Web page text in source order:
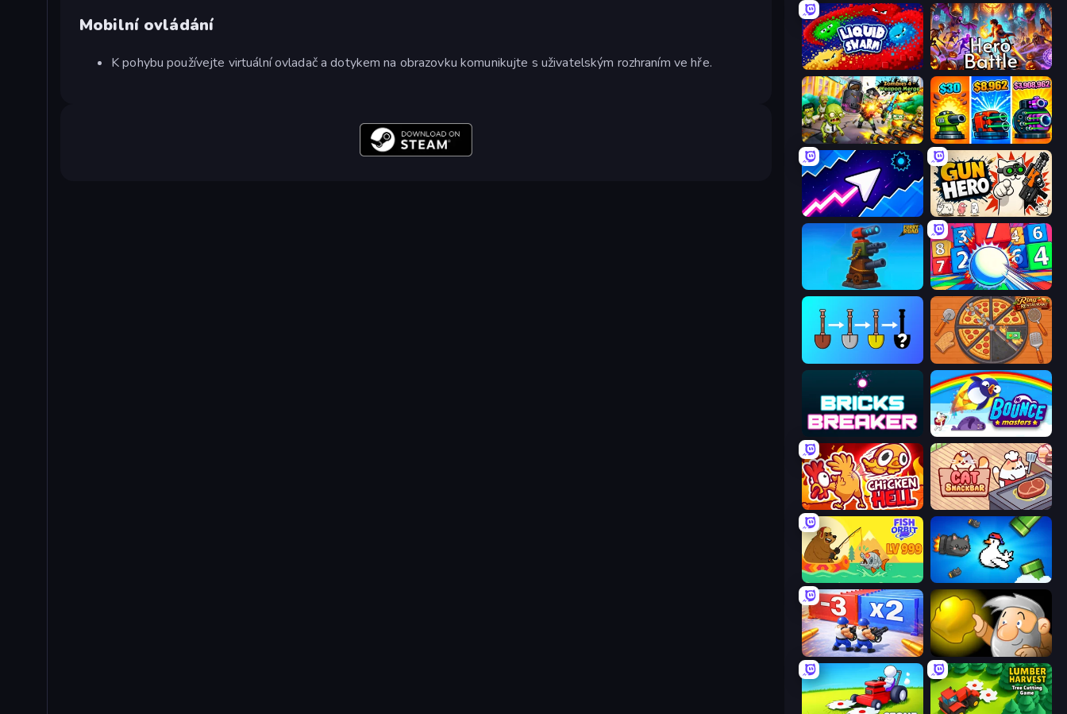
Mobilní ovládání
K pohybu používejte virtuální ovladač a dotykem na obrazovku komunikujte s uživatelským rozhraním ve hře. Liquid Swarm Hero Battle - Fantasy Arena
Zombies 4 Weapon Merge Pumpkin Defense: Merge Cannon
Space Waves Gun Hero: Cat Survival
Furry Road Entropy
Ring Restaurant
Bricks Breaker Bouncemasters
Chicken Hell Cat Snack Bar
Fish Orbit Honk
Battle Brigade Gold Miner